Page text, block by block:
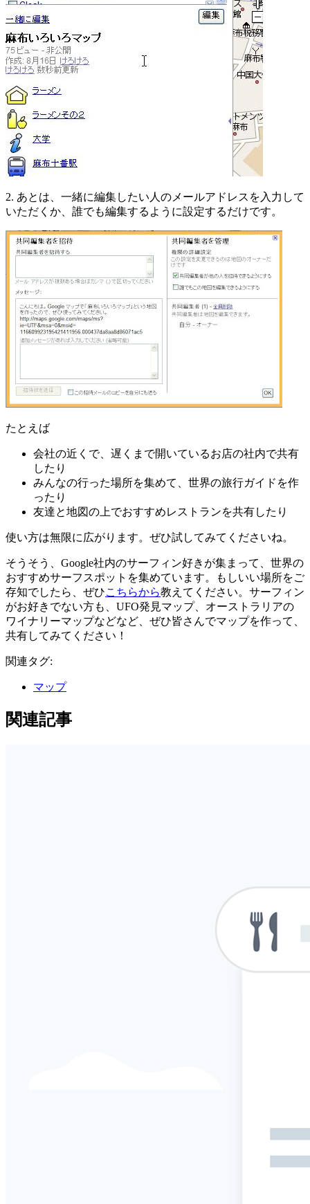
2. あとは、一緒に編集したい人のメールアドレスを入力して
いただくか、誰でも編集するように設定するだけです。
たとえば
会社の近くで、遅くまで開いているお店の社内で共有
したり
みんなの行った場所を集めて、世界の旅行ガイドを作
ったり
友達と地図の上でおすすめレストランを共有したり
使い方は無限に広がります。ぜひ試してみてくださいね。
そうそう、Google社内のサーフィン好きが集まって、世界の
おすすめサーフスポットを集めています。もしいい場所をご
存知でしたら、ぜひこちらから教えてください。サーフィン
がお好きでない方も、UFO発見マップ、オーストラリアの
ワイナリーマップなどなど、ぜひ皆さんでマップを作って、
共有してみてください！
関連タグ:
マップ
関連記事